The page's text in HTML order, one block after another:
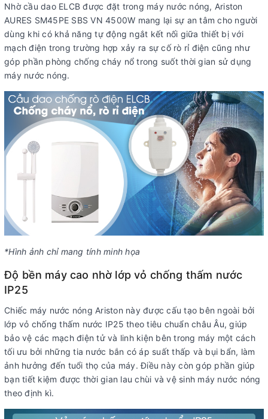
Nhờ cầu dao ELCB được đặt trong máy nước nóng, Ariston
AURES SM45PE SBS VN 4500W mang lại sự an tâm cho người
dùng khi có khả năng tự động ngắt kết nối giữa thiết bị với
mạch điện trong trường hợp xảy ra sự cố rò rỉ điện cũng như
góp phần phòng chống cháy nổ trong suốt thời gian sử dụng
máy nước nóng.
*Hình ảnh chỉ mang tính minh họa
Độ bền máy cao nhờ lớp vỏ chống thấm nước
IP25
Chiếc máy nước nóng Ariston này được cấu tạo bên ngoài bởi
lớp vỏ chống thấm nước IP25 theo tiêu chuẩn châu Âu, giúp
bảo vệ các mạch điện tử và linh kiện bên trong máy một cách
tối ưu bởi những tia nước bắn có áp suất thấp và bụi bẩn, làm
ảnh hưởng đến tuổi thọ của máy. Điều này còn góp phần giúp
bạn tiết kiệm được thời gian lau chùi và vệ sinh máy nước nóng
theo định kì.